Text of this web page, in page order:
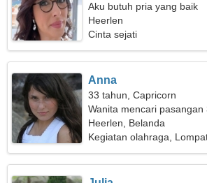
Aku butuh pria yang baik
Heerlen
Cinta sejati
Anna
33 tahun, Capricorn
Wanita mencari pasangan
Heerlen, Belanda
Kegiatan olahraga,